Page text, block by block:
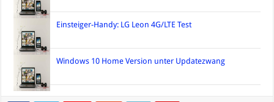
Einsteiger-Handy: LG Leon 4G/LTE Test
Windows 10 Home Version unter Updatezwang